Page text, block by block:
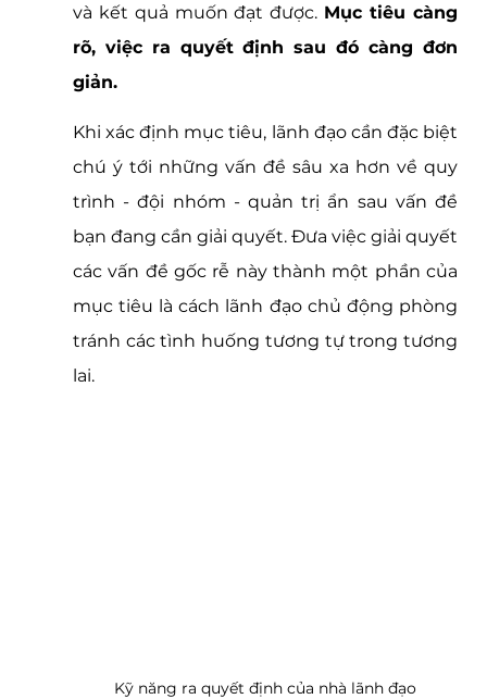
và kết quả muốn đạt được. Mục tiêu càng
rõ, việc ra quyết định sau đó càng đơn
giản.
Khi xác định mục tiêu, lãnh đạo cần đặc biệt
chú ý tới những vấn đề sâu xa hơn về quy
trình - đội nhóm - quản trị ẩn sau vấn đề
bạn đang cần giải quyết. Đưa việc giải quyết
các vấn đề gốc rễ này thành một phần của
mục tiêu là cách lãnh đạo chủ động phòng
tránh các tình huống tương tự trong tương
lai.
Kỹ năng ra quyết định của nhà lãnh đạo